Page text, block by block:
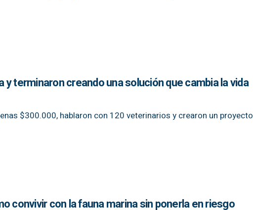
y terminaron creando una solución que cambia la vida
$300.000, hablaron con 120 veterinarios y crearon un proyecto
convivir con la fauna marina sin ponerla en riesgo